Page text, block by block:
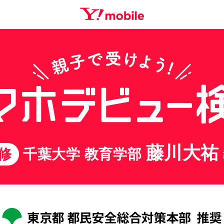
千葉大学 教育学部 藤川大祐